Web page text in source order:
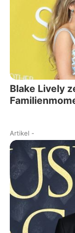
Blake Lively
Artikel -